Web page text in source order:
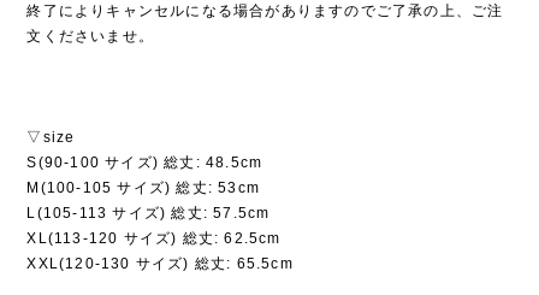
終了によりキャンセルになる場合がありますのでご了承の上、ご注
文くださいませ。
▽size
S(90-100 サイズ) 総丈: 48.5cm
M(100-105 サイズ) 総丈: 53cm
L(105-113 サイズ) 総丈: 57.5cm
XL(113-120 サイズ) 総丈: 62.5cm
XXL(120-130 サイズ) 総丈: 65.5cm